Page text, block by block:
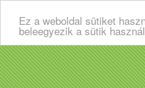
Ez a weboldal sütiket
beleegyezik a sütik